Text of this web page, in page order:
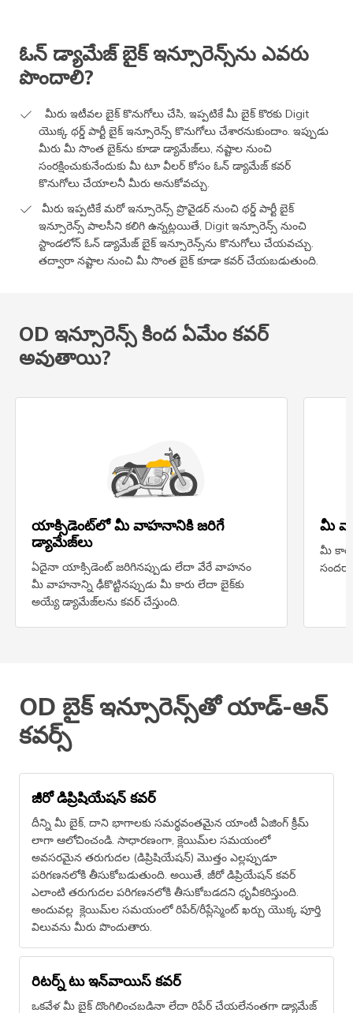
ఓన్ డ్యామేజ్ బైక్ ఇన్సూరెన్స్​ను ఎవరు
పొందాలి?
మీరు ఇటీవల బైక్ కొనుగోలు చేసి, ఇప్పటికే మీ బైక్ కొరకు Digit
యొక్క థర్డ్ పార్టీ బైక్ ఇన్సూరెన్స్ కొనుగోలు చేశారనుకుందాం. ఇప్పుడు
మీరు మీ సొంత బైక్​ను కూడా డ్యామేజ్​లు, నష్టాల నుంచి
సంరక్షించుకునేందుకు మీ టూ వీలర్ కోసం ఓన్ డ్యామేజ్ కవర్
కొనుగోలు చేయాలనీ మీరు అనుకోవచ్చు.
మీరు ఇప్పటికే మరో ఇన్సూరెన్స్ ప్రొవైడర్ నుంచి థర్డ్ పార్టీ బైక్
ఇన్సూరెన్స్ పాలసీని కలిగి ఉన్నట్లయితే, Digit ఇన్సూరెన్స్ నుంచి
స్టాండలోన్ ఓన్ డ్యామేజ్ బైక్ ఇన్సూరెన్స్​ను కొనుగోలు చేయవచ్చు.
తద్వారా నష్టాల నుంచి మీ సొంత బైక్ కూడా కవర్ చేయబడుతుంది.
OD ఇన్సూరెన్స్ కింద ఏమేం కవర్
అవుతాయి?
యాక్సిడెంట్‌లో మీ వాహనానికి జరిగే
డ్యామేజ్‌లు
ఏదైనా యాక్సిడెంట్‌ జరిగినప్పుడు లేదా వేరే వాహనం
మీ వాహనాన్ని ఢీకొట్టినప్పుడు మీ కారు లేదా బైక్‌కు
అయ్యే డ్యామేజ్‌లను కవర్‌ చేస్తుంది.
మీ
మీ
OD బైక్ ఇన్సూరెన్స్​తో యాడ్-ఆన్
కవర్స్
జీరో డిప్రిషియేషన్ కవర్
దీన్ని మీ బైక్, దాని భాగాలకు సమర్థవంతమైన యాంటీ ఏజింగ్ క్రీమ్​
లాగా ఆలోచించండి. సాధారణంగా, క్లెయిమ్​ల సమయంలో
అవసరమైన తరుగుదల (డిప్రిషియేషన్) మొత్తం ఎల్లప్పుడూ
పరిగణనలోకి తీసుకోబడుతుంది. అయితే, జీరో డిప్రియేషన్ కవర్
ఎలాంటి తరుగుదల పరిగణనలోకి తీసుకోబడదని ధృవీకరిస్తుంది.
అందువల్ల క్లెయిమ్​ల సమయంలో రిపేర్/రీప్లేస్మెంట్ ఖర్చు యొక్క పూర్తి
విలువను మీరు పొందుతారు.
రిటర్న్ టు ఇన్​వాయిస్ కవర్
ఒకవేళ మీ బైక్ దొంగిలించబడినా లేదా రిపేర్ చేయలేనంతగా డ్యామేజ్​